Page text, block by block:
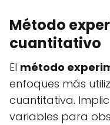
Método
cuantitativo
El método
enfoques más
cuantitativa.
variables para